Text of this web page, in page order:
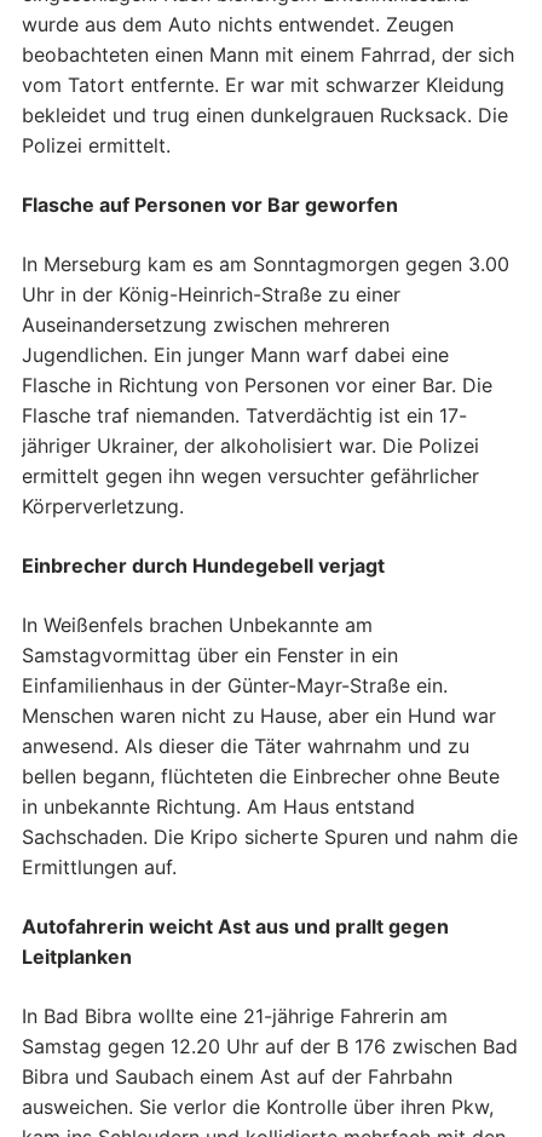
wurde aus dem Auto nichts entwendet. Zeugen
beobachteten einen Mann mit einem Fahrrad, der sich
vom Tatort entfernte. Er war mit schwarzer Kleidung
bekleidet und trug einen dunkelgrauen Rucksack. Die
Polizei ermittelt.
Flasche auf Personen vor Bar geworfen
In Merseburg kam es am Sonntagmorgen gegen 3.00
Uhr in der König-Heinrich-Straße zu einer
Auseinandersetzung zwischen mehreren
Jugendlichen. Ein junger Mann warf dabei eine
Flasche in Richtung von Personen vor einer Bar. Die
Flasche traf niemanden. Tatverdächtig ist ein 17-
jähriger Ukrainer, der alkoholisiert war. Die Polizei
ermittelt gegen ihn wegen versuchter gefährlicher
Körperverletzung.
Einbrecher durch Hundegebell verjagt
In Weißenfels brachen Unbekannte am
Samstagvormittag über ein Fenster in ein
Einfamilienhaus in der Günter-Mayr-Straße ein.
Menschen waren nicht zu Hause, aber ein Hund war
anwesend. Als dieser die Täter wahrnahm und zu
bellen begann, flüchteten die Einbrecher ohne Beute
in unbekannte Richtung. Am Haus entstand
Sachschaden. Die Kripo sicherte Spuren und nahm die
Ermittlungen auf.
Autofahrerin weicht Ast aus und prallt gegen
Leitplanken
In Bad Bibra wollte eine 21-jährige Fahrerin am
Samstag gegen 12.20 Uhr auf der B 176 zwischen Bad
Bibra und Saubach einem Ast auf der Fahrbahn
ausweichen. Sie verlor die Kontrolle über ihren Pkw,